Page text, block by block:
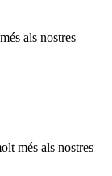
als nostres
més als nostres